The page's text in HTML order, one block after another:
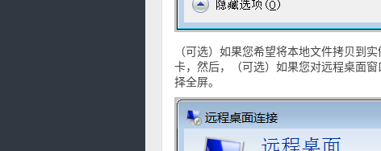
（可选）如果您希望将本地文件拷贝到
卡，然后，（可选）如果您对远程桌面
择全屏。